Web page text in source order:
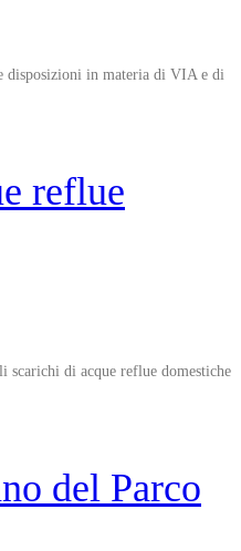
disposizioni in materia di VIA e di
reflue
di acque reflue domestiche
del Parco